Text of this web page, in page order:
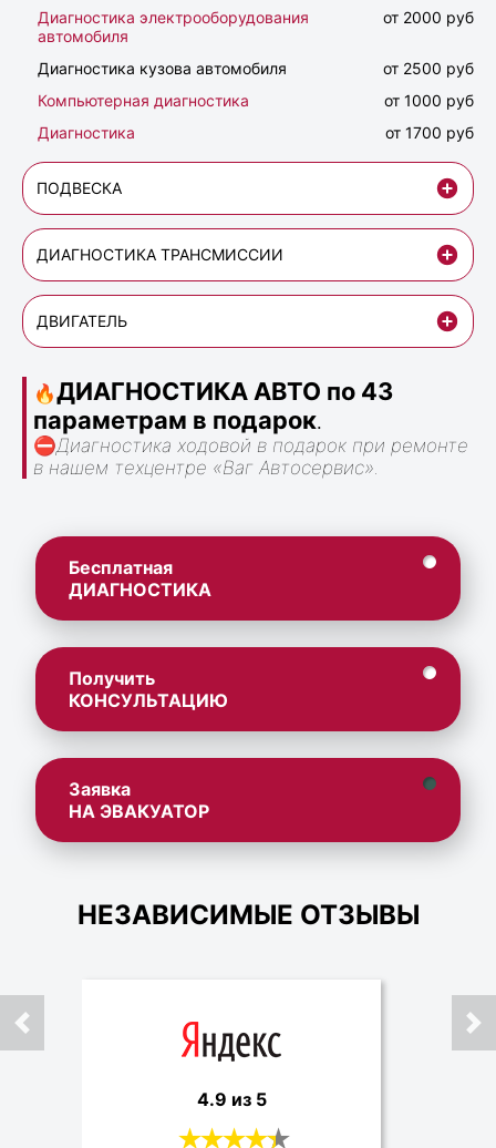
Диагностика электрооборудования
автомобиля
от 2000 руб
Диагностика кузова автомобиля
от 2500 руб
Компьютерная диагностика
от 1000 руб
Диагностика
от 1700 руб
ПОДВЕСКА
ДИАГНОСТИКА ТРАНСМИССИИ
ДВИГАТЕЛЬ
🔥ДИАГНОСТИКА АВТО по 43
параметрам в подарок.
⛔Диагностика ходовой в подарок при ремонте
в нашем техцентре «Ваг Автосервис».
Бесплатная
ДИАГНОСТИКА
Получить
КОНСУЛЬТАЦИЮ
Заявка
НА ЭВАКУАТОР
НЕЗАВИСИМЫЕ ОТЗЫВЫ
4.9 из 5